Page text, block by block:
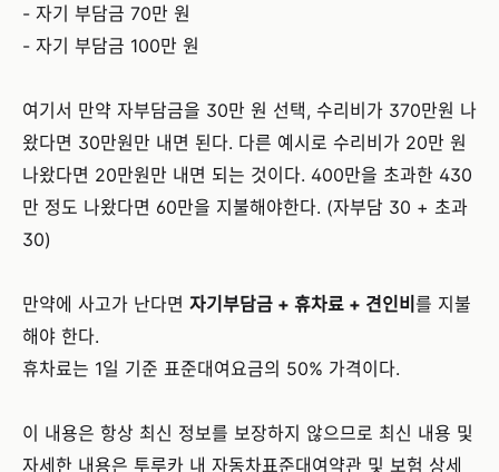
- 자기 부담금 70만 원
- 자기 부담금 100만 원
여기서 만약 자부담금을 30만 원 선택, 수리비가 370만원 나
왔다면 30만원만 내면 된다. 다른 예시로 수리비가 20만 원
나왔다면 20만원만 내면 되는 것이다. 400만을 초과한 430
만 정도 나왔다면 60만을 지불해야한다. (자부담 30 + 초과
30)
만약에 사고가 난다면 자기부담금 + 휴차료 + 견인비 를 지불
해야 한다.
휴차료는 1일 기준 표준대여요금의 50% 가격이다.
이 내용은 항상 최신 정보를 보장하지 않으므로 최신 내용 및
자세한 내용은 투루카 내 자동차표준대여약관 및 보험 상세